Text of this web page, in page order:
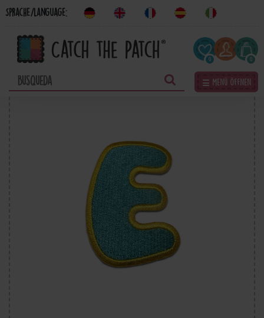
Sprache/Language:
0
☰ Menü öffnen